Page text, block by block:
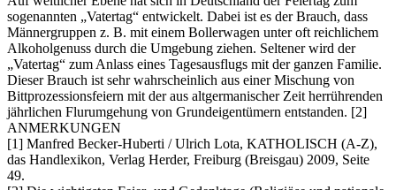
sogenannten „Vatertag“ entwickelt. Dabei ist es der Brauch, dass
Männergruppen z. B. mit einem Bollerwagen unter oft reichlichem
Alkoholgenuss durch die Umgebung ziehen. Seltener wird der
„Vatertag“ zum Anlass eines Tagesausflugs mit der ganzen Familie.
Dieser Brauch ist sehr wahrscheinlich aus einer Mischung von
Bittprozessionsfeiern mit der aus altgermanischer Zeit herrührenden
jährlichen Flurumgehung von Grundeigentümern entstanden. [2]
ANMERKUNGEN
[1] Manfred Becker-Huberti / Ulrich Lota, KATHOLISCH (A-Z),
das Handlexikon, Verlag Herder, Freiburg (Breisgau) 2009, Seite
49.